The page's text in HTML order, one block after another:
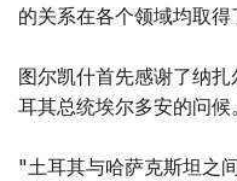
的关系在各个领域均取得
图尔凯什首先感谢了纳
耳其总统埃尔多安的问候。
"土耳其与哈萨克斯坦之